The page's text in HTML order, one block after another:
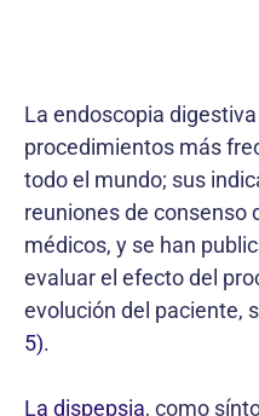
La endoscopia
procedimientos más
todo el mundo; sus
reuniones de consenso
médicos, y se han
evaluar el efecto del
evolución del paciente,
5).
La dispepsia, como